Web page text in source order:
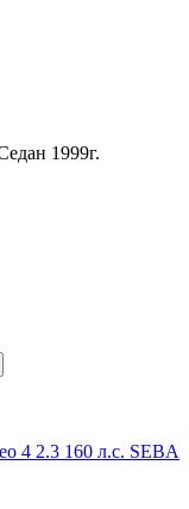
1999г.
4 2.3 160 л.с. SEBA